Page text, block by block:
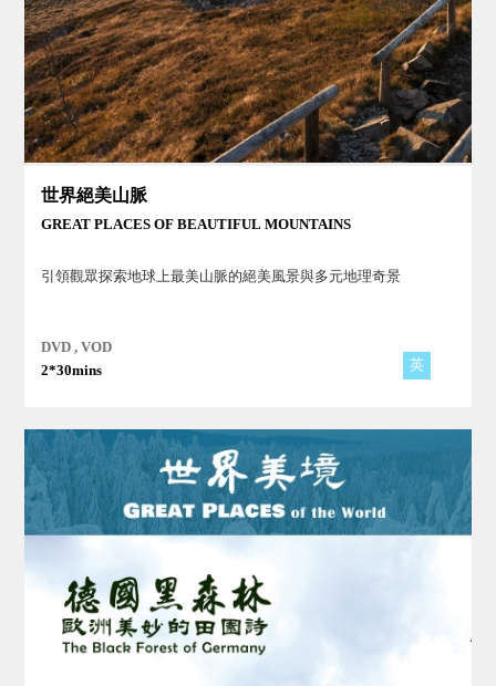
世界絕美山脈
GREAT PLACES OF BEAUTIFUL MOUNTAINS
引領觀眾探索地球上最美山脈的絕美風景與多元地理奇景
DVD , VOD
2*30mins
英